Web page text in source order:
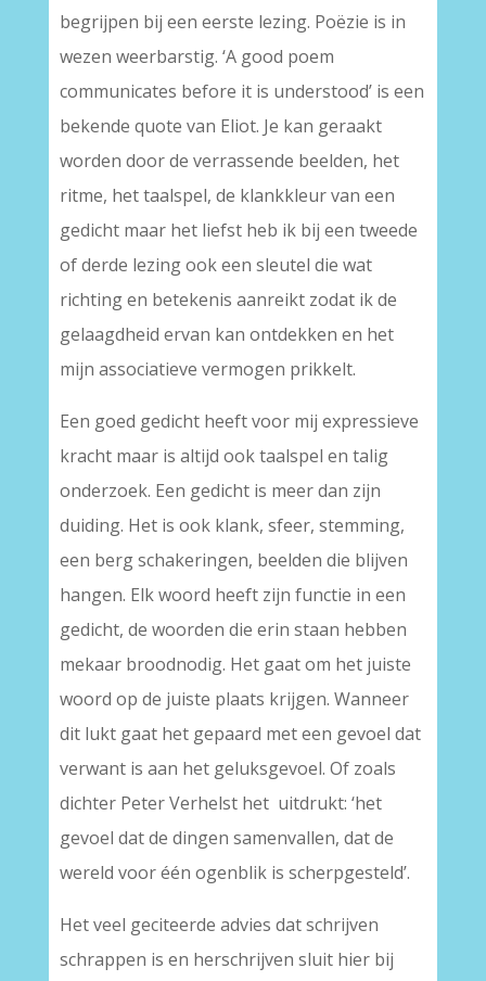
begrijpen bij een eerste lezing. Poëzie is in
wezen weerbarstig. ‘A good poem
communicates before it is understood’ is een
bekende quote van Eliot. Je kan geraakt
worden door de verrassende beelden, het
ritme, het taalspel, de klankkleur van een
gedicht maar het liefst heb ik bij een tweede
of derde lezing ook een sleutel die wat
richting en betekenis aanreikt zodat ik de
gelaagdheid ervan kan ontdekken en het
mijn associatieve vermogen prikkelt.
Een goed gedicht heeft voor mij expressieve
kracht maar is altijd ook taalspel en talig
onderzoek. Een gedicht is meer dan zijn
duiding. Het is ook klank, sfeer, stemming,
een berg schakeringen, beelden die blijven
hangen. Elk woord heeft zijn functie in een
gedicht, de woorden die erin staan hebben
mekaar broodnodig. Het gaat om het juiste
woord op de juiste plaats krijgen. Wanneer
dit lukt gaat het gepaard met een gevoel dat
verwant is aan het geluksgevoel. Of zoals
dichter Peter Verhelst het uitdrukt: ‘het
gevoel dat de dingen samenvallen, dat de
wereld voor één ogenblik is scherpgesteld’.
Het veel geciteerde advies dat schrijven
schrappen is en herschrijven sluit hier bij